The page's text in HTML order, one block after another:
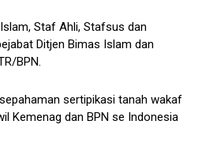
Staf Ahli, Stafsus dan
Ditjen Bimas Islam dan
BPN.
sertipikasi tanah wakaf
Kemenag dan BPN se Indonesia